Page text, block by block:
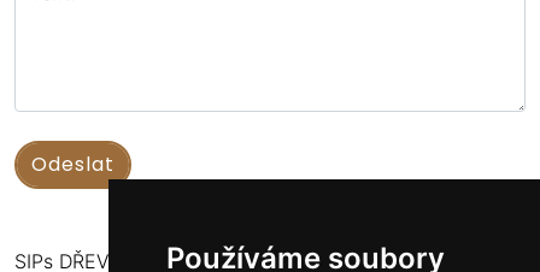
Používáme soubory
SIPs DŘEVOSTAVBY